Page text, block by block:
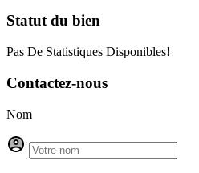
Statutdu bien
Pas De Statistiques Disponibles!
Contactez-nous
Nom